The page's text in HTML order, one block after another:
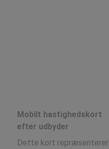
Mobilt hastighedskort
efter udbyder
Dette kort repræsenterer